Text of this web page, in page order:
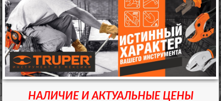
НАЛИЧИЕ И АКТУАЛЬНЫЕ ЦЕНЫ